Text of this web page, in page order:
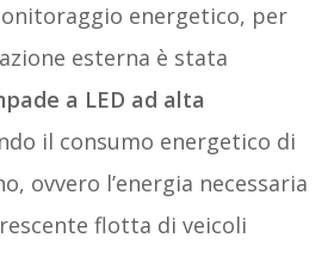
energetico, per
esterna è stata
a LED ad alta
il consumo energetico di
ovvero l’energia necessaria
flotta di veicoli